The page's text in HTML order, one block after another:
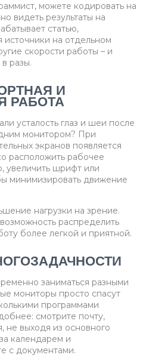
можете кодировать на
видеть результаты на
статью,
на отдельном
скорости работы – и
разы.
И
РАБОТА
усталость глаз и шеи после
монитором? При
экранов появляется
расположить рабочее
увеличить шрифт или
минимизировать движение
нагрузки на зрение.
распределить
более легкой и приятной.
заниматься разными
мониторы просто спасут
программами
смотрите почту,
не выходя из основного
календарем и
с документами.